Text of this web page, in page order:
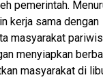
pemerintah.
kerja sama dengan
masyarakat
menyiapkan
masyarakat di